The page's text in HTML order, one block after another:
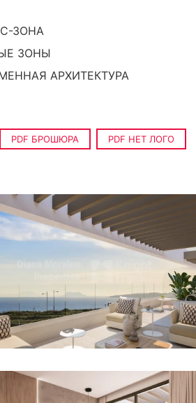
ЗОНА
ЗОНЫ
АРХИТЕКТУРА
PDF БРОШЮРА PDF НЕТ ЛОГО